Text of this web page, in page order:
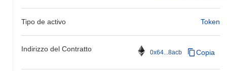
Tipo de activo Token
Indirizzo del Contratto 0x64...8acb Copia